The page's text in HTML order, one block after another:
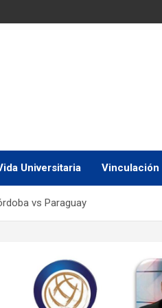
Universitaria Vinculación
vs Paraguay